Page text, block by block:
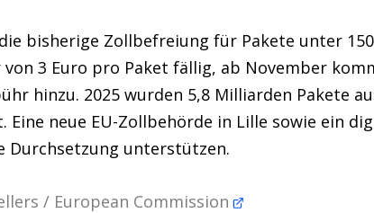
bisherige Zollbefreiung für Pakete unter 150
3 Euro pro Paket fällig, ab November
hinzu. 2025 wurden 5,8 Milliarden Pakete
Eine neue EU-Zollbehörde in Lille sowie ein
Durchsetzung unterstützen.
/ European Commission